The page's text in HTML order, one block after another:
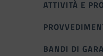
ATTIVITÀ E
BANDI DI